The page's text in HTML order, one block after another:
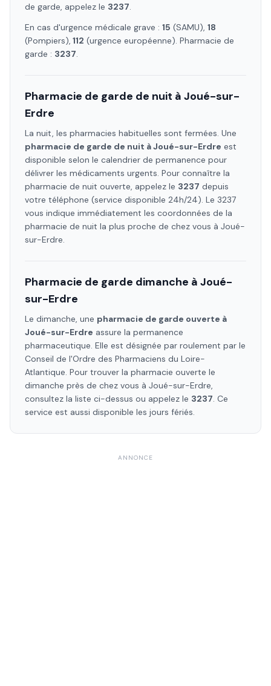
de garde, appelez le 3237.
En cas d'urgence médicale grave : 15 (SAMU), 18
(Pompiers), 112 (urgence européenne). Pharmacie de
garde : 3237.
Pharmacie de garde de nuit à Joué-sur-
Erdre
La nuit, les pharmacies habituelles sont fermées. Une
pharmacie de garde de nuit àJoué-sur-Erdre est
disponible selon le calendrier de permanence pour
délivrer les médicaments urgents. Pour connaître la
pharmacie de nuit ouverte, appelez le 3237 depuis
votre téléphone (service disponible 24h/24). Le 3237
vous indique immédiatement les coordonnées de la
pharmacie de nuit la plus proche de chez vous à Joué-
sur-Erdre.
Pharmacie de garde dimanche à Joué-
sur-Erdre
Le dimanche, une pharmacie de garde ouverte à
Joué-sur-Erdre assure la permanence
pharmaceutique. Elle est désignée par roulement par le
Conseil de l'Ordre des Pharmaciens du Loire-
Atlantique. Pour trouver la pharmacie ouverte le
dimanche près de chez vous à Joué-sur-Erdre,
consultez la liste ci-dessus ou appelez le 3237. Ce
service est aussi disponible les jours fériés.
ANNONCE